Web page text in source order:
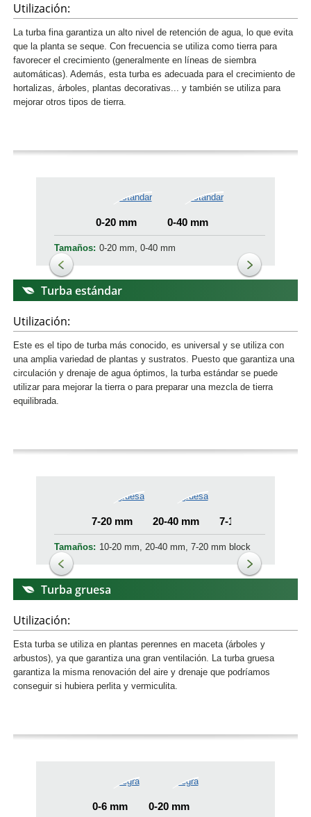
Utilización:
La turba fina garantiza un alto nivel de retención de agua, lo que evita
que la planta se seque. Con frecuencia se utiliza como tierra para
favorecer el crecimiento (generalmente en líneas de siembra
automáticas). Además, esta turba es adecuada para el crecimiento de
hortalizas, árboles, plantas decorativas... y también se utiliza para
mejorar otros tipos de tierra.
0-20 mm 0-40 mm
Tamaños: 0-20 mm, 0-40 mm
Turba estándar
Utilización:
Este es el tipo de turba más conocido, es universal y se utiliza con
una amplia variedad de plantas y sustratos. Puesto que garantiza una
circulación y drenaje de agua óptimos, la turba estándar se puede
utilizar para mejorar la tierra o para preparar una mezcla de tierra
equilibrada.
7-20 mm 20-40 mm 7-15 mm
Tamaños: 10-20 mm, 20-40 mm, 7-20 mm block
Turba gruesa
Utilización:
Esta turba se utiliza en plantas perennes en maceta (árboles y
arbustos), ya que garantiza una gran ventilación. La turba gruesa
garantiza la misma renovación del aire y drenaje que podríamos
conseguir si hubiera perlita y vermiculita.
0-6 mm 0-20 mm